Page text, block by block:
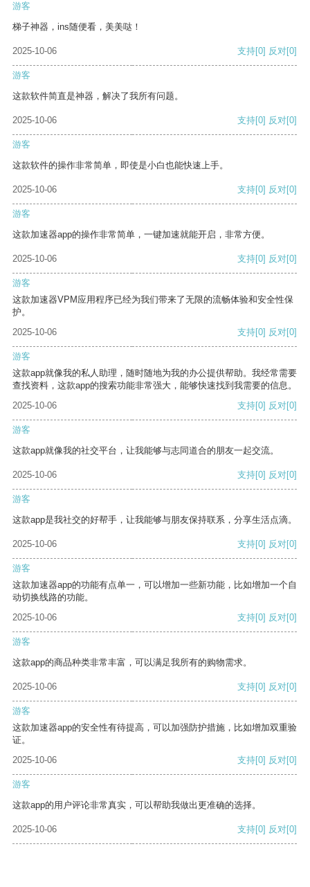
游客
梯子神器，ins随便看，美美哒！
2025-10-06 支持[0] 反对[0]
游客
这款软件简直是神器，解决了我所有问题。
2025-10-06 支持[0] 反对[0]
游客
这款软件的操作非常简单，即使是小白也能快速上手。
2025-10-06 支持[0] 反对[0]
游客
这款加速器app的操作非常简单，一键加速就能开启，非常方便。
2025-10-06 支持[0] 反对[0]
游客
这款加速器VPM应用程序已经为我们带来了无限的流畅体验和安全性保
护。
2025-10-06
支持[0] 反对[0]
游客
这款app就像我的私人助理，随时随地为我的办公提供帮助。我经常需要
查找资料，这款app的搜索功能非常强大，能够快速找到我需要的信息。
2025-10-06
支持[0] 反对[0]
游客
这款app就像我的社交平台，让我能够与志同道合的朋友一起交流。
2025-10-06 支持[0] 反对[0]
游客
这款app是我社交的好帮手，让我能够与朋友保持联系，分享生活点滴。
2025-10-06 支持[0] 反对[0]
游客
这款加速器app的功能有点单一，可以增加一些新功能，比如增加一个自
动切换线路的功能。
2025-10-06
支持[0] 反对[0]
游客
这款app的商品种类非常丰富，可以满足我所有的购物需求。
2025-10-06 支持[0] 反对[0]
游客
这款加速器app的安全性有待提高，可以加强防护措施，比如增加双重验
证。
2025-10-06
支持[0] 反对[0]
游客
这款app的用户评论非常真实，可以帮助我做出更准确的选择。
2025-10-06 支持[0] 反对[0]